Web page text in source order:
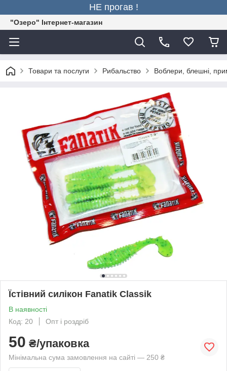
НЕ прогав !
"Озеро" Інтернет-магазин
Товари та послуги Рибальство Воблери, блешні,
Їстівний силікон Fanatik Classik
В наявності
Код: 20
Опт і роздріб
50 ₴/упаковка
Мінімальна сума замовлення на сайті — 250 ₴